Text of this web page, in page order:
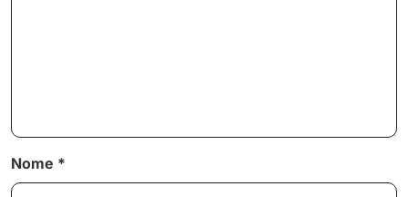
Nome *